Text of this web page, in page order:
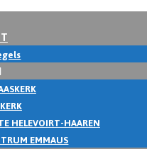
HELEVOIRT-HAAREN
EMMAUS